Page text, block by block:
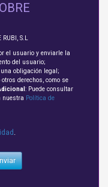
S.L
el usuario y enviarle la
del usuario;
obligación legal;
derechos, como se
: Puede consultar
nuestra Política de
.